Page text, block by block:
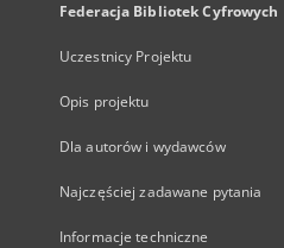
Federacja Bibliotek Cyfrowych
Uczestnicy Projektu
Opis projektu
Dla autorów i wydawców
Najczęściej zadawane pytania
Informacje techniczne